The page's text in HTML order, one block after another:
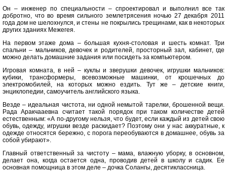
Он – инженер по специальности – спроектировал и выполнил все так
добротно, что во время сильного землетрясения ночью 27 декабря 2011
года дом не шелохнулся, и стены не покрылись трещинами, как в некоторых
других зданиях Межегея.
На первом этаже дома – большая кухня-столовая и шесть комнат. Три
спальни – мальчиков, девочек и родителей, просторный зал, кабинет, где
можно делать домашние задания или посидеть за компьютером.
Игровая комната, в ней – куклы и зверушки девочек, игрушки мальчиков:
кубики, трансформеры, всевозможные машинки, от крошечных до
электромобилей, на которых можно ездить. Тут же – детские книги,
энциклопедии, самоучитель английского языка.
Везде – идеальная чистота, ни одной немытой тарелки, брошенной вещи.
Рада Аракчааевна считает такой порядок при таком количестве детей
естественным: «А по-другому нельзя, что будет, если каждый из детей свою
обувь, одежду, игрушки везде раскидает? Поэтому они у нас аккуратные, к
одежде относятся бережно, с порога переобуваются в домашнее, обувь за
собой убирают».
Главный ответственный за чистоту – мама, влажную уборку, в основном,
делает она, когда остается одна, проводив детей в школу и садик. Ее
основная помощница в этом деле – дочка Солангы, десятиклассница.